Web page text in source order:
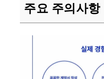
주요 주의사항